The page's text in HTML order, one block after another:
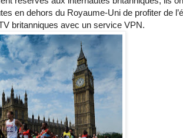
en dehors du Royaume-Uni de profiter de
britanniques avec un service VPN.